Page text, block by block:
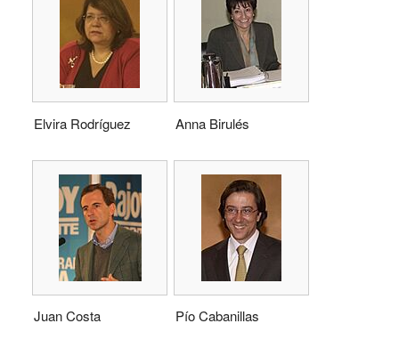
Elvira Rodríguez Anna Birulés
Juan Costa Pío Cabanillas